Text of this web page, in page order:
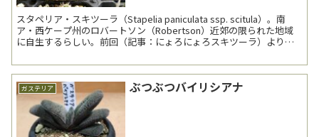
スタペリア・スキツーラ（Stapelia paniculata ssp. scitula）。南
ア・西ケープ州のロバートソン（Robertson）近郊の限られた地域
に自生するらしい。前回（記事：にょろにょろスキツーラ）より約2
ガステリア ぶつぶつバイリシアナ